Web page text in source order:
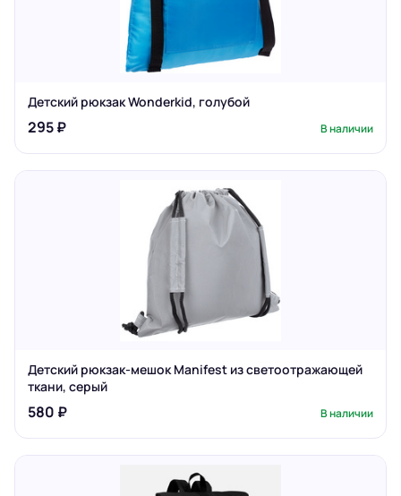
Детский рюкзак Wonderkid, голубой
295 ₽ В наличии
Детский рюкзак-мешок Manifest из светоотражающей
ткани, серый
580 ₽ В наличии